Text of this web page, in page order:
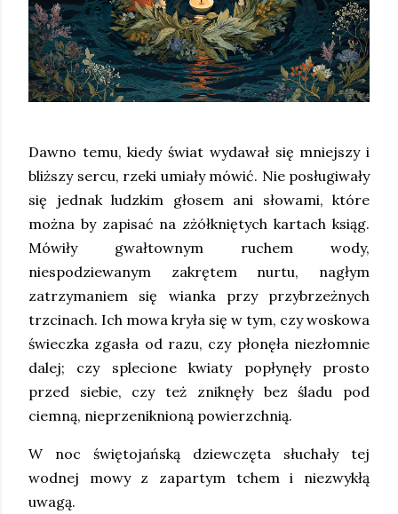
Dawno temu, kiedy świat wydawał się mniejszy i
bliższy sercu, rzeki umiały mówić. Nie posługiwały
się jednak ludzkim głosem ani słowami, które
można by zapisać na zżółkniętych kartach ksiąg.
Mówiły gwałtownym ruchem wody,
niespodziewanym zakrętem nurtu, nagłym
zatrzymaniem się wianka przy przybrzeżnych
trzcinach. Ich mowa kryła się w tym, czy woskowa
świeczka zgasła od razu, czy płonęła niezłomnie
dalej; czy splecione kwiaty popłynęły prosto
przed siebie, czy też zniknęły bez śladu pod
ciemną, nieprzeniknioną powierzchnią.
W noc świętojańską dziewczęta słuchały tej
wodnej mowy z zapartym tchem i niezwykłą
uwagą.